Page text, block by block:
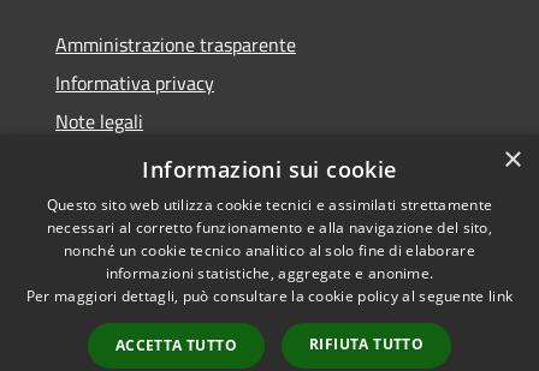
Amministrazione trasparente
Informativa privacy
Note legali
Dichiarazione di accessibilità
Accessibilità
Copyright © 2026 • Comune di
Grezzana • Powered by
Municipium•
Accesso
×
Informazioni sui cookie
Questo sito web utilizza cookie tecnici e assimilati strettamente
necessari al corretto funzionamento e alla navigazione del sito,
nonché un cookie tecnico analitico al solo fine di elaborare
informazioni statistiche, aggregate e anonime.
Per maggiori dettagli, può consultare la cookie policy al seguente link
ACCETTA TUTTO RIFIUTA TUTTO